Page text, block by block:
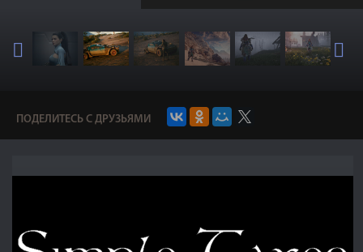
ПОДЕЛИТЕСЬ С ДРУЗЬЯМИ